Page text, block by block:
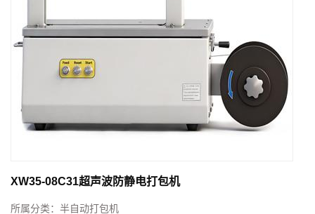
XW35-08C31超声波防静电打包机
所属分类： 半自动打包机